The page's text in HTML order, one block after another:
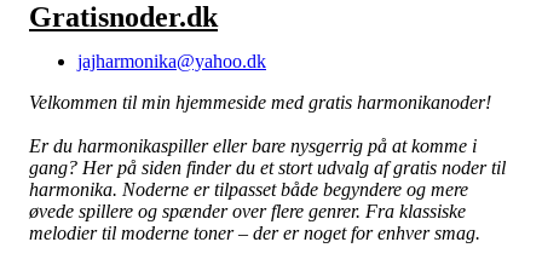
Gratisnoder.dk
jajharmonika@yahoo.dk
Velkommen til min hjemmeside med gratis harmonikanoder!
Er du harmonikaspiller eller bare nysgerrig på at komme i
gang? Her på siden finder du et stort udvalg af gratis noder til
harmonika. Noderne er tilpasset både begyndere og mere
øvede spillere og spænder over flere genrer. Fra klassiske
melodier til moderne toner – der er noget for enhver smag.